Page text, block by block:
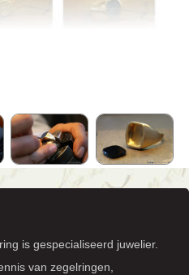
is gespecialiseerd juwelier.
van zegelringen,